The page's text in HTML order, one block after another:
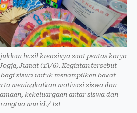
hasil kreasinya saat pentas karya
(13/6). Kegiatan tersebut
siswa untuk menampilkan bakat
meningkatkan motivasi siswa dan
kekeluargaan antar siswa dan
murid./ Ist